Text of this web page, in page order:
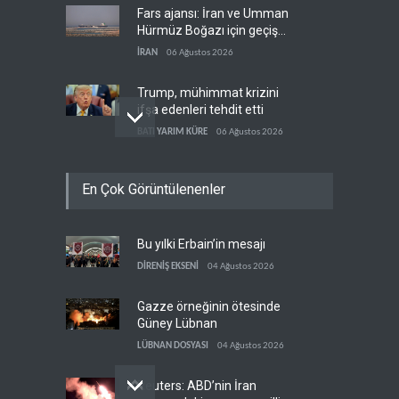
Fars ajansı: İran ve Umman
Hürmüz Boğazı için geçiş
koridorlarında anlaştı
İRAN 06 Ağustos 2026
Trump, mühimmat krizini
ifşa edenleri tehdit etti
BATI YARIM KÜRE 06 Ağustos 2026
Şeria'da işgalci
İsrail, beyin göçünde rekora
koşuyor
En Çok Görüntülenenler
Bu yılki Erbain’in mesajı
DİRENİŞ EKSENİ 04 Ağustos 2026
Gazze örneğinin ötesinde
Güney Lübnan
LÜBNAN DOSYASI 04 Ağustos 2026
Reuters: ABD’nin İran